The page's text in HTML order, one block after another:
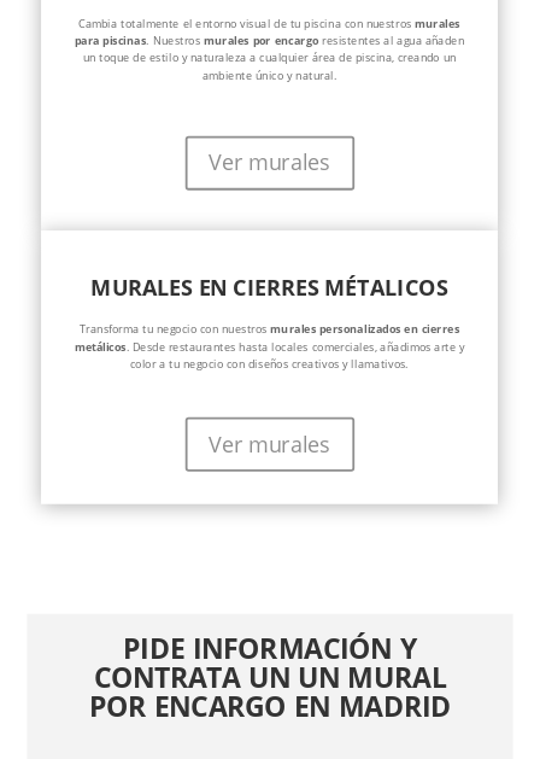
Cambia totalmente el entorno visual de tu piscina con nuestrosmurales
para piscinas. Nuestrosmurales por encargo resistentes al agua añaden
un toque de estilo y naturaleza a cualquier área de piscina, creando un
ambiente único y natural.
Ver murales
MURALES EN CIERRES MÉTALICOS
Transforma tu negocio con nuestrosmurales personalizados en cierres
metálicos . Desde restaurantes hasta locales comerciales, añadimos arte y
color a tu negocio con diseños creativos y llamativos.
Ver murales
PIDE INFORMACIÓN Y
CONTRATA UN UN MURAL
POR ENCARGO EN MADRID